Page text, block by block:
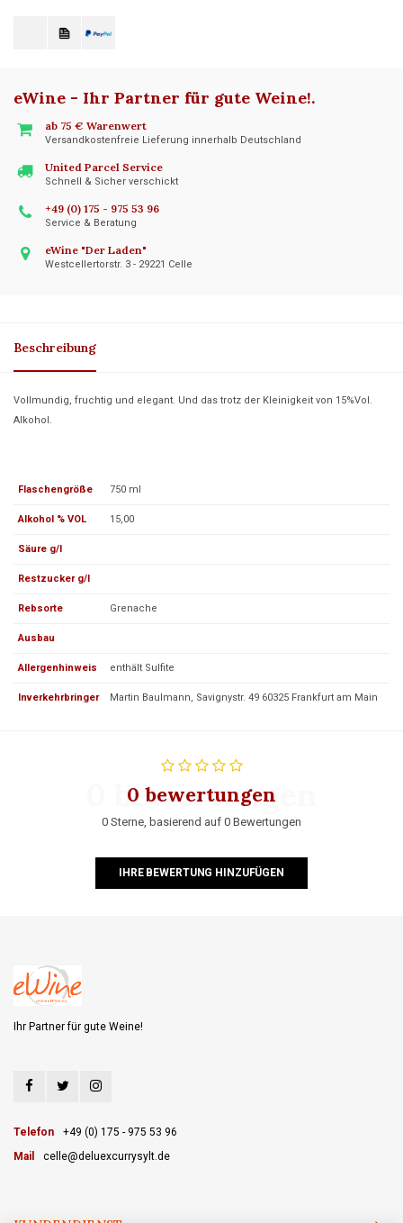
eWine - Ihr Partner für gute Weine!.
ab 75 € Warenwert
Versandkostenfreie Lieferung innerhalb Deutschland
United Parcel Service
Schnell & Sicher verschickt
+49 (0) 175 - 975 53 96
Service & Beratung
eWine "Der Laden"
Westcellertorstr. 3 - 29221 Celle
Beschreibung
Vollmundig, fruchtig und elegant. Und das trotz der Kleinigkeit von 15%Vol.
Alkohol.
Flaschengröße 750 ml
Alkohol % VOL 15,00
Säure g/l
Restzucker g/l
Rebsorte Grenache
Ausbau
Allergenhinweis enthält Sulfite
Inverkehrbringer Martin Baulmann, Savignystr. 49 60325 Frankfurt am Main
0 bewertungen
0 bewertungen
0 Sterne, basierend auf 0 Bewertungen
IHRE BEWERTUNG HINZUFÜGEN
Ihr Partner für gute Weine!
Telefon
+49 (0) 175 - 975 53 96
Mail
celle@deluexcurrysylt.de